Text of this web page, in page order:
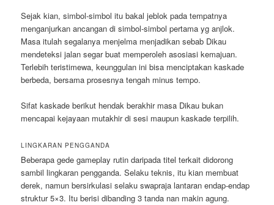
Sejak kian, simbol-simbol itu bakal jeblok pada tempatnya
menganjurkan ancangan di simbol-simbol pertama yg anjlok.
Masa itulah segalanya menjelma menjadikan sebab Dikau
mendeteksi jalan segar buat memperoleh asosiasi kemajuan.
Terlebih teristimewa, keunggulan ini bisa menciptakan kaskade
berbeda, bersama prosesnya tengah minus tempo.
Sifat kaskade berikut hendak berakhir masa Dikau bukan
mencapai kejayaan mutakhir di sesi maupun kaskade terpilih.
LINGKARAN PENGGANDA
Beberapa gede gameplay rutin daripada titel terkait didorong
sambil lingkaran pengganda. Selaku teknis, itu kian membuat
derek, namun bersirkulasi selaku swapraja lantaran endap-endap
struktur 5×3. Itu berisi dibanding 3 tanda nan makin agung.